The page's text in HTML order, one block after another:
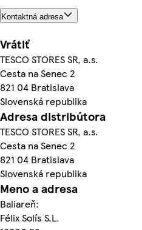
Kontaktná adresa
Vrátiť
TESCO STORES SR, a.s.
Cesta na Senec 2
821 04 Bratislava
Slovenská republika
Adresa distribútora
TESCO STORES SR, a.s.
Cesta na Senec 2
821 04 Bratislava
Slovenská republika
Meno a adresa
Baliareň:
Félix Solís S.L.